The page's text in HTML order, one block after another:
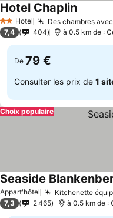
2 Étoiles
Hotel Des chambres
Hotel Chaplin
7,4 404 à 0.5 km de :
De 79 €
Consulter les prix de 1
Choix populaire
Appart'hôtel Kitchenette
Seaside
7,3 2 465 à 0.5 km de :